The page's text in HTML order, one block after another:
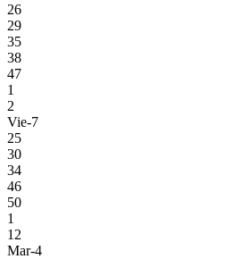
26
29
35
38
47
1
2
Vie-7
25
30
34
46
50
1
12
Mar-4